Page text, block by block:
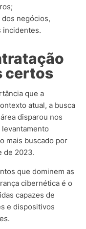
negócios,
incidentes.
certos
que a
atual, a busca
disparou nos
mais buscado por
de 2023.
que dominem as
cibernética é o
capazes de
e dispositivos